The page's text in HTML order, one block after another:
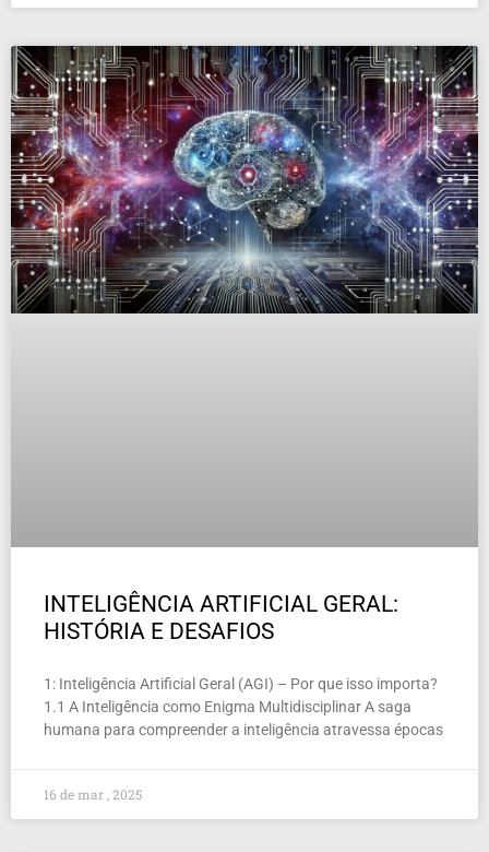
INTELIGÊNCIA ARTIFICIAL GERAL:
HISTÓRIA E DESAFIOS
1: Inteligência Artificial Geral (AGI) – Por que isso importa?
1.1 A Inteligência como Enigma Multidisciplinar A saga
humana para compreender a inteligência atravessa épocas
16 de mar , 2025